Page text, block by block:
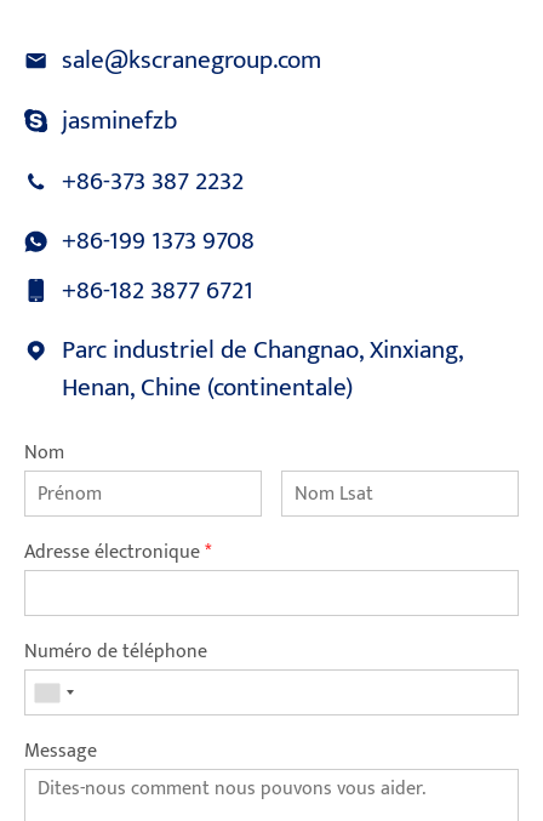
sale@kscranegroup.com
jasminefzb
+86-373 387 2232
+86-199 1373 9708
+86-182 3877 6721
Parc industriel de Changnao, Xinxiang,
Henan, Chine (continentale)
Nom
Adresse électronique*
Numéro de téléphone
Message